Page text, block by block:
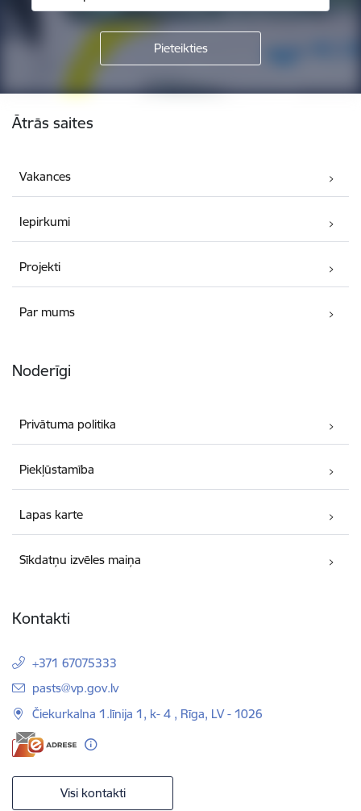
Ātrās saites
Vakances
Iepirkumi
Projekti
Par mums
Noderīgi
Privātuma politika
Piekļūstamība
Lapas karte
Sīkdatņu izvēles maiņa
Kontakti
+371 67075333
E-pasts:
pasts@vp.gov.lv
Čiekurkalna 1.līnija 1, k- 4 , Rīga, LV - 1026
Visi kontakti